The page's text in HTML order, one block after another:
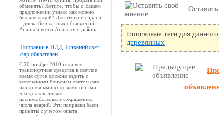
Поисковые теги для
деревянных
обменять? Хотите, чтобы о Вашем
предложении узнало как можно
больше людей? Для этого и содана
– доска бесплатных объявлений
Анапы и всего Анапского района
Поправки в ПДД. Ближний свет
фар обязателен.
С 20 ноября 2010 года все
транспортные средства в светлое
время суток должны ездить с
включенным ближним светом фар
или дневными ходовыми огнями,
что должно также
поспособствовать сокращению
числа аварий. Эти поправки были
приняты с учетом опыта